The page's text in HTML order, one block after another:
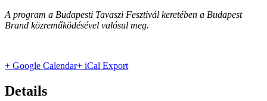
A program a Budapesti Tavaszi Fesztivál keretében a Budapest
Brand közreműködésével valósul meg.
+ Google Calendar+ iCal Export
Details